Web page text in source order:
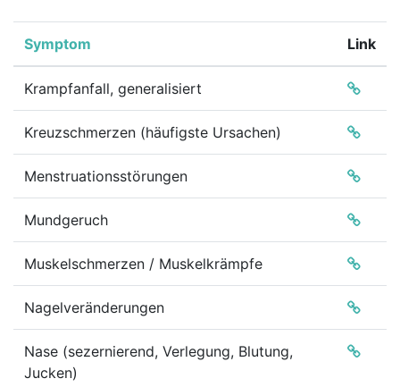
Symptom Link
Krampfanfall, generalisiert
Kreuzschmerzen (häufigste Ursachen)
Menstruationsstörungen
Mundgeruch
Muskelschmerzen / Muskelkrämpfe
Nagelveränderungen
Nase (sezernierend, Verlegung, Blutung,
Jucken)